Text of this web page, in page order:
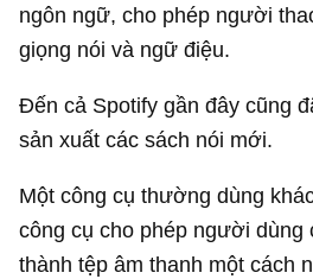
ngôn ngữ, cho phép người
giọng nói và ngữ điệu.
Đến cả Spotify gần đây cũng
sản xuất các sách nói mới.
Một công cụ thường dùng
công cụ cho phép người dùng
thành tệp âm thanh một cách